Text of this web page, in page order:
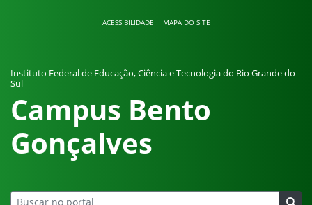
ACESSIBILIDADE MAPA DO SITE
Instituto Federal de Educação, Ciência e Tecnologia do Rio Grande do
Sul
Campus Bento
Gonçalves